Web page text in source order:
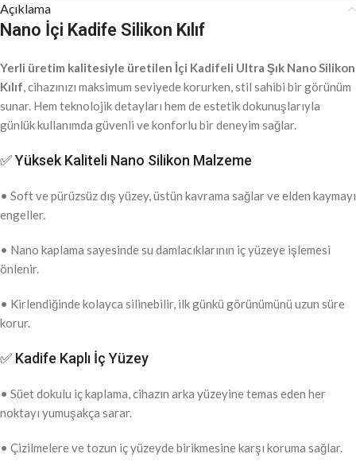
Açıklama
Nano İçi Kadife Silikon Kılıf
Yerli üretim kalitesiyle üretilen İçi Kadifeli Ultra Şık Nano Silikon
Kılıf, cihazınızı maksimum seviyede korurken, stil sahibi bir görünüm
sunar. Hem teknolojik detayları hem de estetik dokunuşlarıyla
günlük kullanımda güvenli ve konforlu bir deneyim sağlar.
✅ Yüksek Kaliteli Nano Silikon Malzeme
• Soft ve pürüzsüz dış yüzey, üstün kavrama sağlar ve elden kaymayı
engeller.
• Nano kaplama sayesinde su damlacıklarının iç yüzeye işlemesi
önlenir.
• Kirlendiğinde kolayca silinebilir, ilk günkü görünümünü uzun süre
korur.
✅ Kadife Kaplı İç Yüzey
• Süet dokulu iç kaplama, cihazın arka yüzeyine temas eden her
noktayı yumuşakça sarar.
• Çizilmelere ve tozun iç yüzeyde birikmesine karşı koruma sağlar.